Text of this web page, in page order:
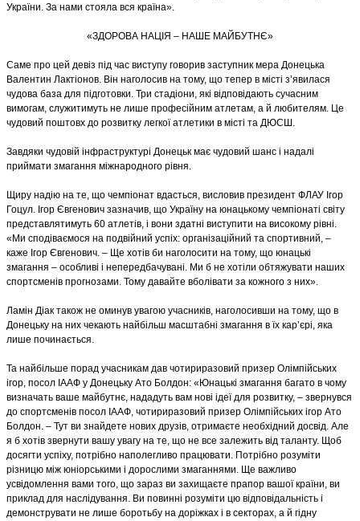
України. За нами стояла вся країна».
«ЗДОРОВА НАЦІЯ – НАШЕ МАЙБУТНЄ»
Саме про цей девіз під час виступу говорив заступник мера Донецька
Валентин Лактіонов. Він наголосив на тому, що тепер в місті з’явилася
чудова база для підготовки. Три стадіони, які відповідають сучасним
вимогам, служитимуть не лише професійним атлетам, а й любителям. Це
чудовий поштовх до розвитку легкої атлетики в місті та ДЮСШ.
Завдяки чудовій інфраструктурі Донецьк має чудовий шанс і надалі
приймати змагання міжнародного рівня.
Щиру надію на те, що чемпіонат вдасться, висловив президент ФЛАУ Ігор
Гоцул. Ігор Євгенович зазначив, що Україну на юнацькому чемпіонаті світу
представлятимуть 60 атлетів, і вони здатні виступити на високому рівні.
«Ми сподіваємося на подвійний успіх: організаційний та спортивний, –
каже Ігор Євгенович. – Ще хотів би наголосити на тому, що юнацькі
змагання – особливі і непередбачувані. Ми б не хотіли обтяжувати наших
спортсменів прогнозами. Тому давайте вболівати за кожного з них».
Ламін Діак також не оминув увагою учасників, наголосивши на тому, що в
Донецьку на них чекають найбільш масштабні змагання в їх кар’єрі, яка
лише починається.
Та найбільше порад учасникам дав чотириразовий призер Олімпійських
ігор, посол ІААФ у Донецьку Ато Болдон: «Юнацькі змагання багато в чому
визначать ваше майбутнє, нададуть вам нові ідеї для розвитку, – звернувся
до спортсменів посол ІААФ, чотириразовий призер Олімпійських ігор Ато
Болдон. – Тут ви знайдете нових друзів, отримаєте необхідний досвід. Але
я б хотів звернути вашу увагу на те, що не все залежить від таланту. Щоб
досягти успіху, потрібно наполегливо працювати. Потрібно розуміти
різницю між юніорськими і дорослими змаганнями. Ще важливо
усвідомлення вами того, що зараз ви захищаєте прапор вашої країни, ви
приклад для наслідування. Ви повинні розуміти цю відповідальність і
демонструвати не лише боротьбу на доріжках і в секторах, а й гідну